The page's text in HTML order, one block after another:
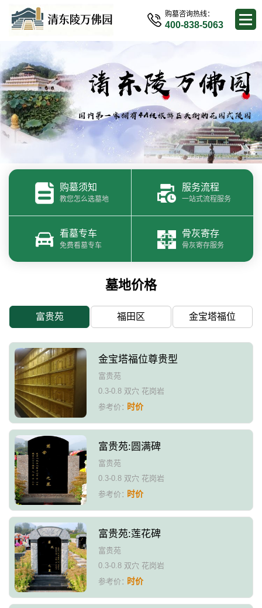
购墓咨询热线：
400-838-5063
购墓须知
教您怎么选墓地
服务流程
一站式流程服务
看墓专车
免费看墓专车
骨灰寄存
骨灰寄存服务
墓地价格
富贵苑 福田区 金宝塔福位
金宝塔福位尊贵型
富贵苑
0.3-0.8 双穴 花岗岩
参考价：时价
富贵苑:圆满碑
富贵苑
0.3-0.8 双穴 花岗岩
参考价：时价
富贵苑:莲花碑
富贵苑
0.3-0.8 双穴 花岗岩
参考价：时价